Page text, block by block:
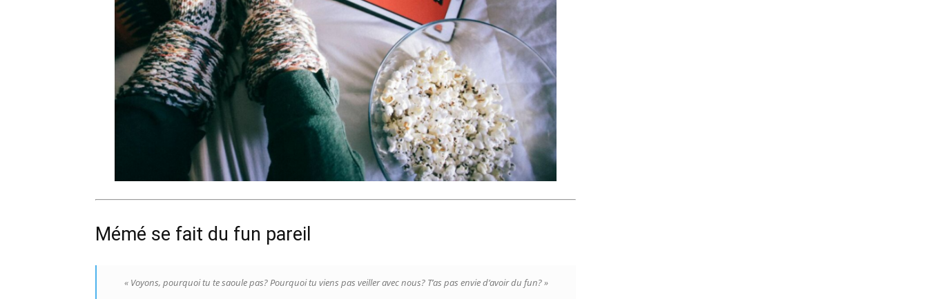
Mémé se fait du fun pareil
« Voyons, pourquoi tu te saoule pas? Pourquoi tu viens pas veiller avec nous? T’as pas envie d’avoir du fun?»